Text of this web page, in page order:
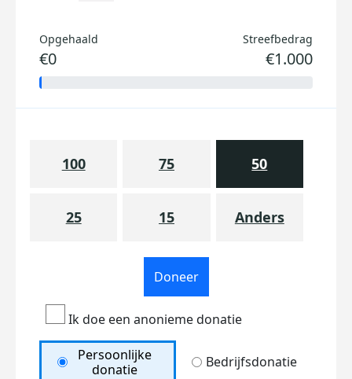
Opgehaald
€0
Streefbedrag
€1.000
100 75 50
25 15 Anders
Doneer
Ik doe een anonieme donatie
Persoonlijke
donatie
Bedrijfsdonatie